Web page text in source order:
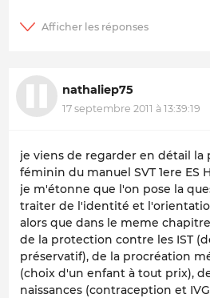
nathaliep75
17 septembre 2011 à 13:39:19
je viens de regarder en détail la
féminin du manuel SVT 1ere ES
je m'étonne que l'on pose la
traiter de l'identité et
alors que dans le meme
de la protection contre les IST
préservatif), de la procréation
(choix d'un enfant à tout prix),
naissances (contraception et